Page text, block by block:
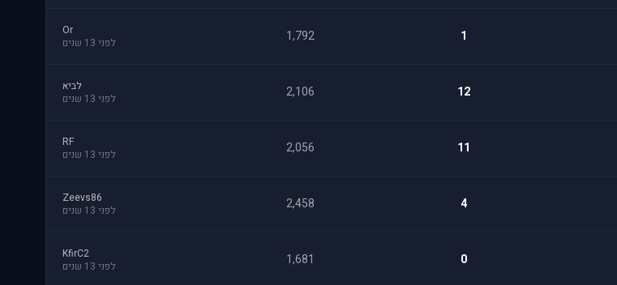
1
1,792
Or
לפני 13 שנים
12
2,106
לביא
לפני 13 שנים
11
2,056
RF
לפני 13 שנים
4
2,458
Zeevs86
לפני 13 שנים
0
1,681
KfirC2
לפני 13 שנים